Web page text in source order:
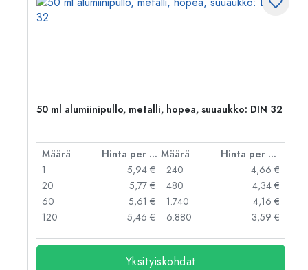
50 ml alumiinipullo, metalli, hopea, suuaukko: DIN 32
Määrä Hinta per kpl Määrä
Hinta per kpl
1
5,94 €
20
5,77 €
60
5,61 €
120
5,46 €
240
4,66 €
480
4,34 €
1.740
4,16 €
6.880
3,59 €
Yksityiskohdat